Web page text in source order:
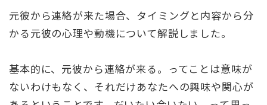
元彼から連絡が来た場合、タイミングと内容から分
かる元彼の心理や動機について解説しました。
基本的に、元彼から連絡が来る。ってことは意味が
ないわけもなく、それだけあなたへの興味や関心が